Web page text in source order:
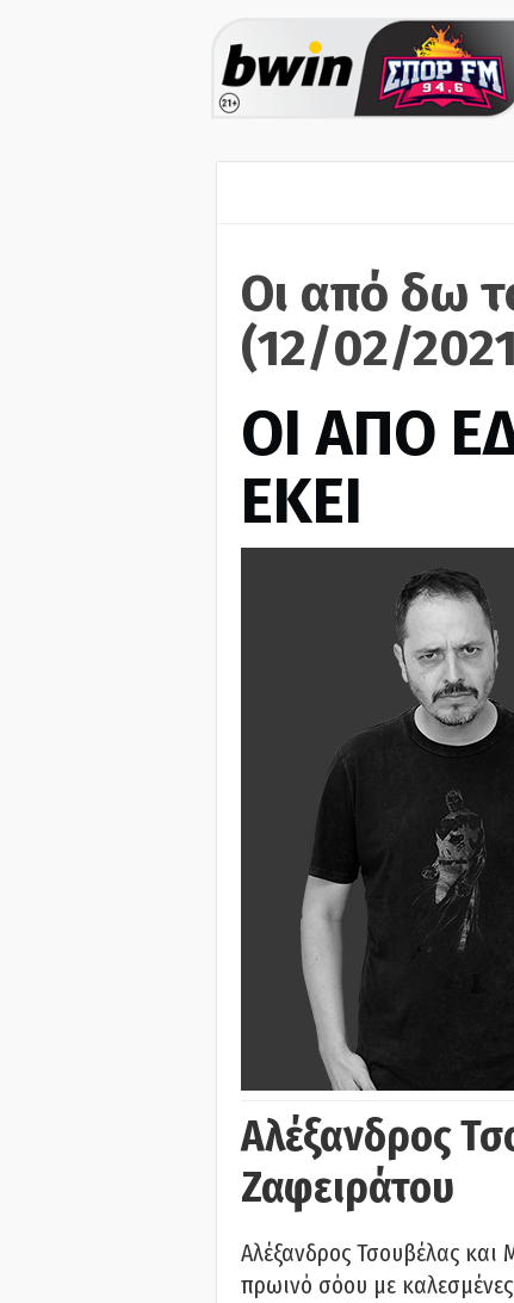
Οι από δω
(12/02/
ΟΙ ΑΠΟ
ΕΚΕΙ
Αλέξανδρος
Ζαφειράτου
Αλέξανδρος Τσουβέλας και
πρωινό σόου με